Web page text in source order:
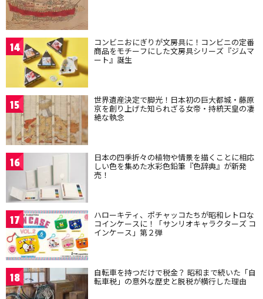
14 コンビニおにぎりが文房具に！コンビニの定番
商品をモチーフにした文房具シリーズ『ジムマ
ート』誕生
15 世界遺産決定で脚光！日本初の巨大都城・藤原
京を創り上げた知られざる女帝・持統天皇の凄
絶な執念
16 日本の四季折々の植物や情景を描くことに相応
しい色を集めた水彩色鉛筆『色辞典』が新発
売！
17 ハローキティ、ポチャッコたちが昭和レトロな
コインケースに！「サンリオキャラクターズ コ
インケース」第２弾
18 自転車を持つだけで税金？ 昭和まで続いた「自
転車税」の意外な歴史と脱税が横行した理由